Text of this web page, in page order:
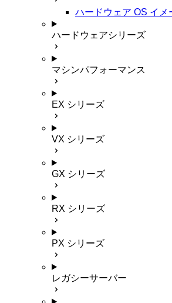
ハードウェア OS イメ
ハードウェアシリーズ
マシンパフォーマンス
EX シリーズ
VX シリーズ
GX シリーズ
RX シリーズ
PX シリーズ
レガシーサーバー